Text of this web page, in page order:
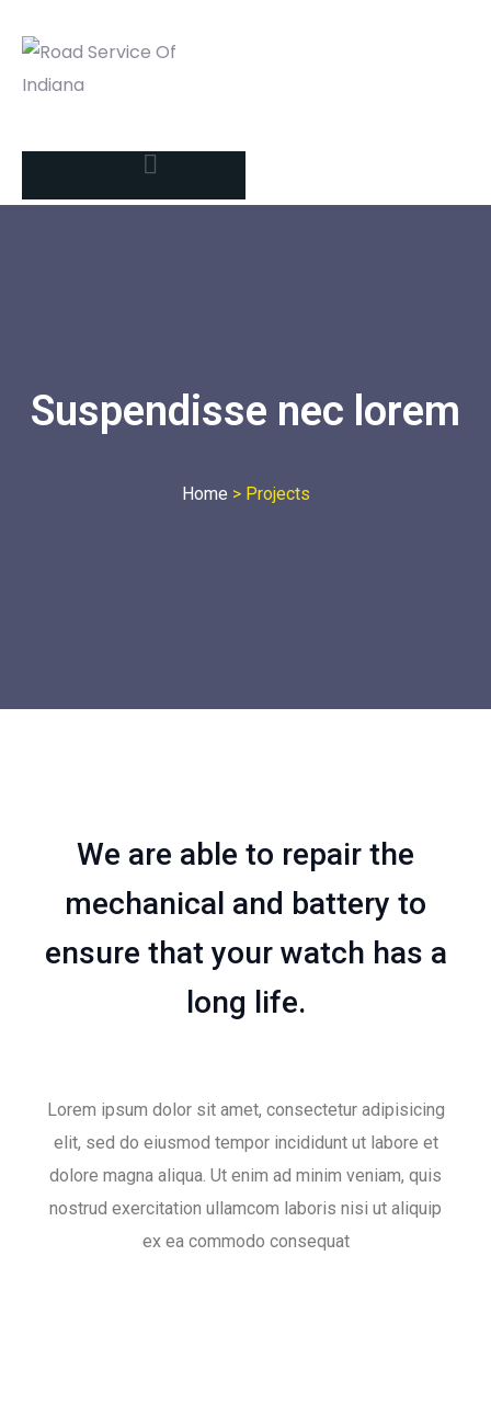
Suspendisse nec lorem
Home > Projects
We are able to repair the
mechanical and battery to
ensure that your watch has a
long life.
Lorem ipsum dolor sit amet, consectetur adipisicing
elit, sed do eiusmod tempor incididunt ut labore et
dolore magna aliqua. Ut enim ad minim veniam, quis
nostrud exercitation ullamcom laboris nisi ut aliquip
ex ea commodo consequat